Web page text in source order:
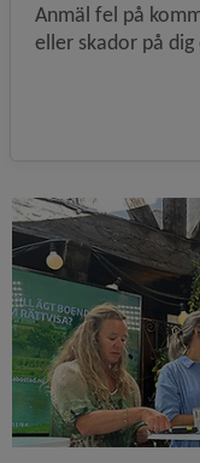
Anmäl fel på
eller skador på